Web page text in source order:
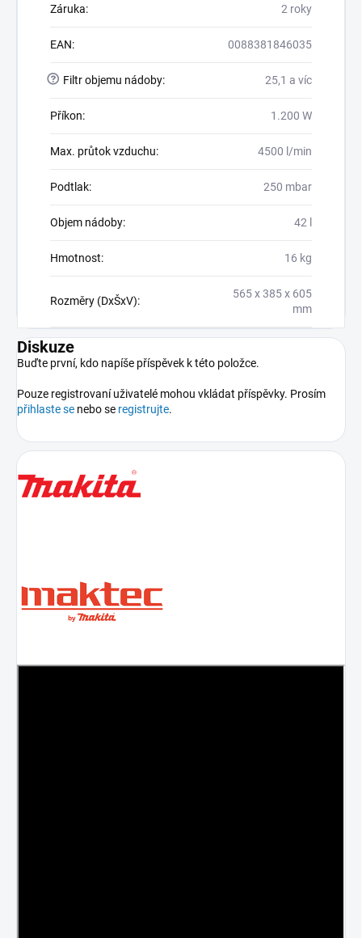
Záruka: 2 roky
EAN: 0088381846035
? Filtr objemu nádoby: 25,1 a víc
Příkon: 1.200 W
Max. průtok vzduchu: 4500 l/min
Podtlak: 250 mbar
Objem nádoby: 42 l
Hmotnost: 16 kg
Rozměry (DxŠxV):
565 x 385 x 605
mm
Diskuze
Buďte první, kdo napíše příspěvek k této položce.
Pouze registrovaní uživatelé mohou vkládat příspěvky. Prosím
přihlaste se nebo se registrujte.